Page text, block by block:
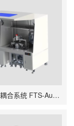
精密电动耦合系统 FTS-AuTo6000B